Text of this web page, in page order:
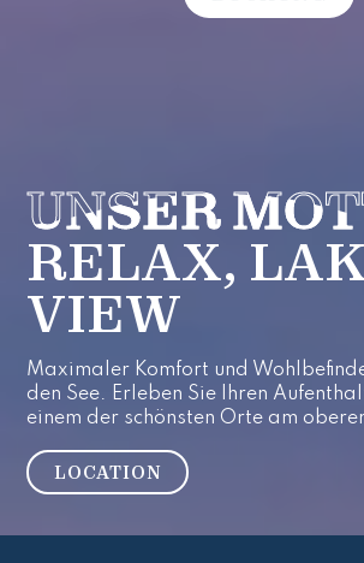
UNSER
RELAX,
VIEW
Maximaler Komfort und
den See. Erleben Sie Ihren
einem der schönsten Orte am
LOCATION